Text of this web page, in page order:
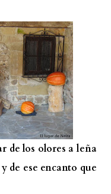
de los olores a leña
de ese encanto que